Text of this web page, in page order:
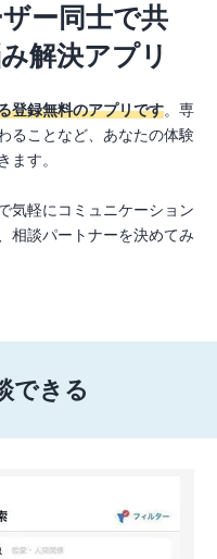
ー同士で共
解決アプリ
登録無料のアプリです。専
ることなど、あなたの体験
ます。
気軽にコミュニケーション
相談パートナーを決めてみ
できる